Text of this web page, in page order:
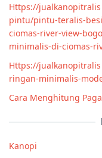
Https://
pintu/pintu-teralis-
ciomas-river-view-
minimalis-di-ciomas-
Https://
ringan-minimalis-
Cara Menghitung
Kanopi